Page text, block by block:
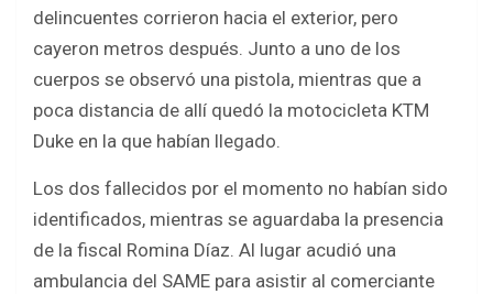
delincuentes corrieron hacia el exterior, pero
cayeron metros después. Junto a uno de los
cuerpos se observó una pistola, mientras que a
poca distancia de allí quedó la motocicleta KTM
Duke en la que habían llegado.
Los dos fallecidos por el momento no habían sido
identificados, mientras se aguardaba la presencia
de la fiscal Romina Díaz. Al lugar acudió una
ambulancia del SAME para asistir al comerciante